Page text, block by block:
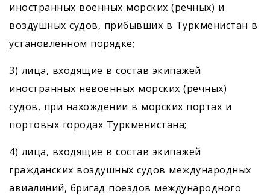
иностранных военных морских (речных) и
воздушных судов, прибывших в Туркменистан в
установленном порядке;
3) лица, входящие в состав экипажей
иностранных невоенных морских (речных)
судов, при нахождении в морских портах и
портовых городах Туркменистана;
4) лица, входящие в состав экипажей
гражданских воздушных судов международных
авиалиний, бригад поездов международного